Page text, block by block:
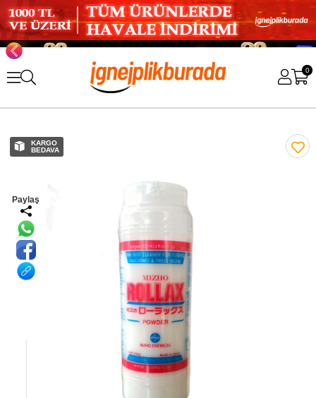
0
KARGO
BEDAVA
Paylaş